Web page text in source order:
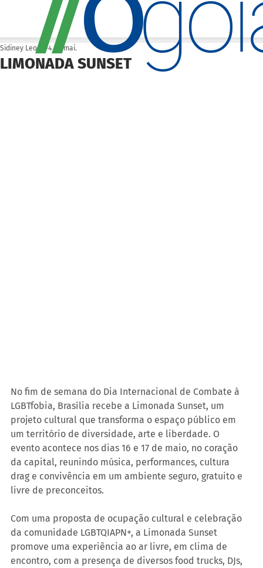
LIMONADA SUNSET
Sidiney Leonis 4 de mai.
No fim de semana do Dia Internacional de Combate à
LGBTfobia, Brasília recebe a Limonada Sunset, um
projeto cultural que transforma o espaço público em
um território de diversidade, arte e liberdade. O
evento acontece nos dias 16 e 17 de maio, no coração
da capital, reunindo música, performances, cultura
drag e convivência em um ambiente seguro, gratuito e
livre de preconceitos.
Com uma proposta de ocupação cultural e celebração
da comunidade LGBTQIAPN+, a Limonada Sunset
promove uma experiência ao ar livre, em clima de
encontro, com a presença de diversos food trucks, DJs,